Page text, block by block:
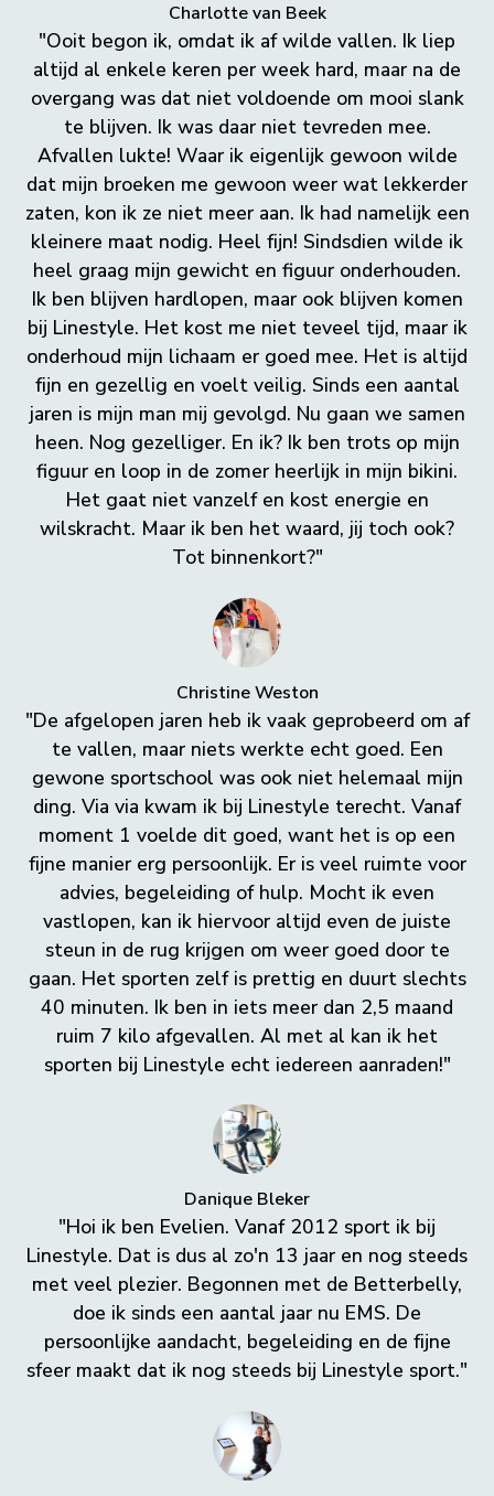
Charlotte van Beek
"Ooit begon ik, omdat ik af wilde vallen. Ik liep
altijd al enkele keren per week hard, maar na de
overgang was dat niet voldoende om mooi slank
te blijven. Ik was daar niet tevreden mee.
Afvallen lukte! Waar ik eigenlijk gewoon wilde
dat mijn broeken me gewoon weer wat lekkerder
zaten, kon ik ze niet meer aan. Ik had namelijk een
kleinere maat nodig. Heel fijn! Sindsdien wilde ik
heel graag mijn gewicht en figuur onderhouden.
Ik ben blijven hardlopen, maar ook blijven komen
bij Linestyle. Het kost me niet teveel tijd, maar ik
onderhoud mijn lichaam er goed mee. Het is altijd
fijn en gezellig en voelt veilig. Sinds een aantal
jaren is mijn man mij gevolgd. Nu gaan we samen
heen. Nog gezelliger. En ik? Ik ben trots op mijn
figuur en loop in de zomer heerlijk in mijn bikini.
Het gaat niet vanzelf en kost energie en
wilskracht. Maar ik ben het waard, jij toch ook?
Tot binnenkort?"
Christine Weston
"De afgelopen jaren heb ik vaak geprobeerd om af
te vallen, maar niets werkte echt goed. Een
gewone sportschool was ook niet helemaal mijn
ding. Via via kwam ik bij Linestyle terecht. Vanaf
moment 1 voelde dit goed, want het is op een
fijne manier erg persoonlijk. Er is veel ruimte voor
advies, begeleiding of hulp. Mocht ik even
vastlopen, kan ik hiervoor altijd even de juiste
steun in de rug krijgen om weer goed door te
gaan. Het sporten zelf is prettig en duurt slechts
40 minuten. Ik ben in iets meer dan 2,5 maand
ruim 7 kilo afgevallen. Al met al kan ik het
sporten bij Linestyle echt iedereen aanraden!"
Danique Bleker
"Hoi ik ben Evelien. Vanaf 2012 sport ik bij
Linestyle. Dat is dus al zo'n 13 jaar en nog steeds
met veel plezier. Begonnen met de Betterbelly,
doe ik sinds een aantal jaar nu EMS. De
persoonlijke aandacht, begeleiding en de fijne
sfeer maakt dat ik nog steeds bij Linestyle sport."